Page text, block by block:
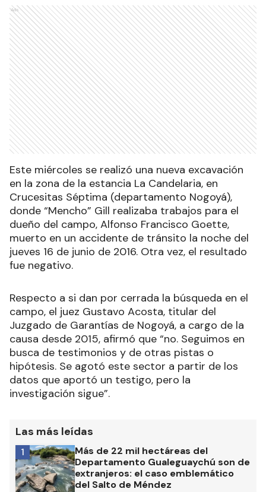
Ads
Este miércoles se realizó una nueva excavación
en la zona de la estancia La Candelaria, en
Crucesitas Séptima (departamento Nogoyá),
donde “Mencho” Gill realizaba trabajos para el
dueño del campo, Alfonso Francisco Goette,
muerto en un accidente de tránsito la noche del
jueves 16 de junio de 2016. Otra vez, el resultado
fue negativo.
Respecto a si dan por cerrada la búsqueda en el
campo, el juez Gustavo Acosta, titular del
Juzgado de Garantías de Nogoyá, a cargo de la
causa desde 2015, afirmó que “no. Seguimos en
busca de testimonios y de otras pistas o
hipótesis. Se agotó este sector a partir de los
datos que aportó un testigo, pero la
investigación sigue”.
Las más leídas
Más de 22 mil hectáreas del
Departamento Gualeguaychú son de
extranjeros: el caso emblemático
del Salto de Méndez
1